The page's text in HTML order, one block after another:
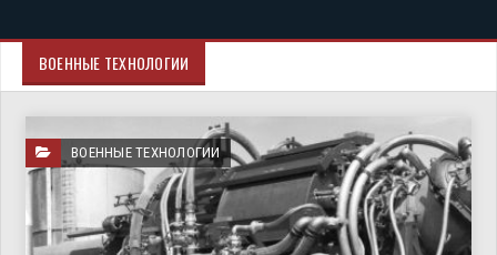
ВОЕННЫЕ ТЕХНОЛОГИИ
ВОЕННЫЕ ТЕХНОЛОГИИ